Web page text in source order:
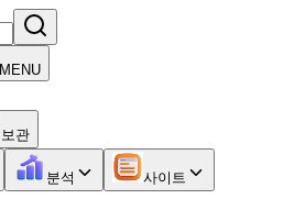
MENU
보관
분석 사이트